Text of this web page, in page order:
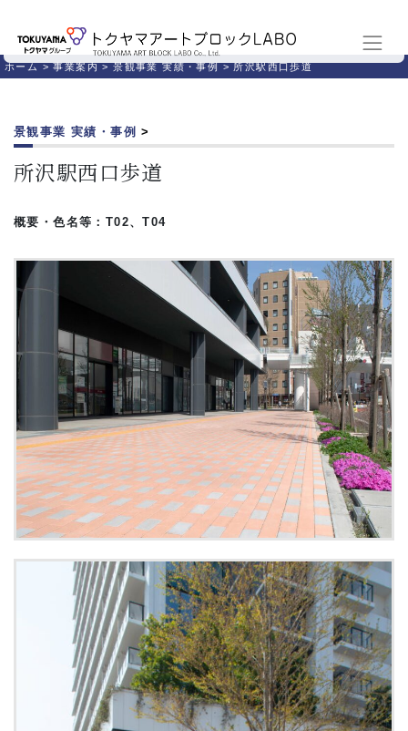
ホーム>事業案内>景観事業 実績・事例>所沢駅西口歩道
景観事業 実績・事例 >
所沢駅西口歩道
概要・色名等：T02、T04